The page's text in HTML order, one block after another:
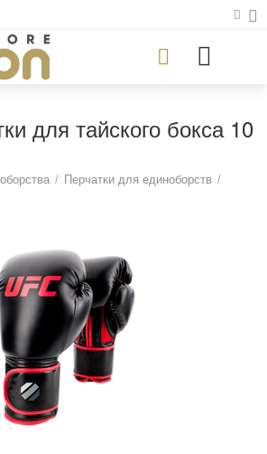
для тайского бокса 10
/ Перчатки для единоборств /